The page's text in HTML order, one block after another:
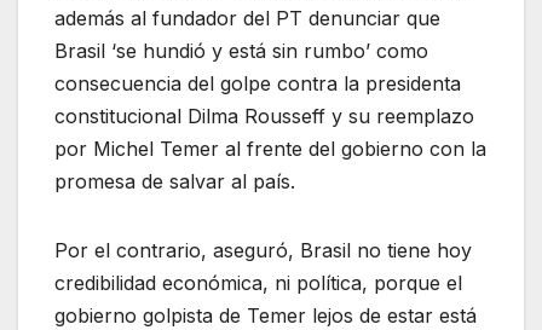
además al fundador del PT denunciar que
Brasil ‘se hundió y está sin rumbo’ como
consecuencia del golpe contra la presidenta
constitucional Dilma Rousseff y su reemplazo
por Michel Temer al frente del gobierno con la
promesa de salvar al país.
Por el contrario, aseguró, Brasil no tiene hoy
credibilidad económica, ni política, porque el
gobierno golpista de Temer lejos de estar está